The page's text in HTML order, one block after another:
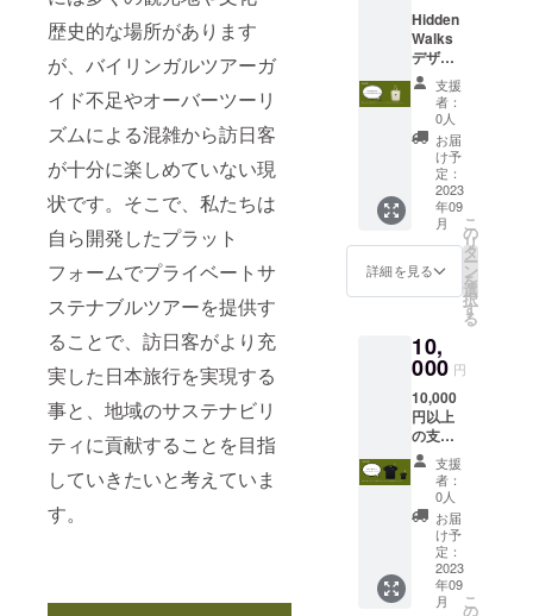
歴史的な場所があります
が、バイリンガルツアーガ
イド不足やオーバーツーリ
ズムによる混雑から訪日客
が十分に楽しめていない現
状です。そこで、私たちは
自ら開発したプラット
フォームでプライベートサ
ステナブルツアーを提供す
ることで、訪日客がより充
実した日本旅行を実現する
事と、地域のサステナビリ
ティに貢献することを目指
していきたいと考えていま
す。
Hidden
Walks
デザイ
ンエ
コ・
トート
バッグ
をお送
りしま
す。 ・
商品
ジャン
ル：
トート
バッグ
・数
枚 ・商
品サイ
ズ：M
のみ ・
素材：
コット
ン ・デ
ザイ
ン：ロ
ゴ入り
・カ
ラー展
開：
ベー
ジュの
支援
者：
0人
お届
け予
定：
2023
年09
月
詳細を見る
こ
の
リ
タ
ー
ン
を
選
択
す
る
10,
000 円
10,000
円以上
の支
援：
Hidden
Walks
限定T-
シャツ
1枚をお
送りし
ます ・
商品
支援
者：
0人
お届
け予
定：
2023
年09
月
こ
の